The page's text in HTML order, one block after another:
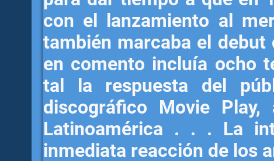
con el lanzamiento al
también marcaba el
en comento incluía ocho
tal la respuesta del
discográfico Movie
Latinoamérica . . . La
inmediata reacción de los